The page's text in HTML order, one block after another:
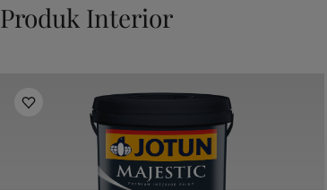
Produk Interior